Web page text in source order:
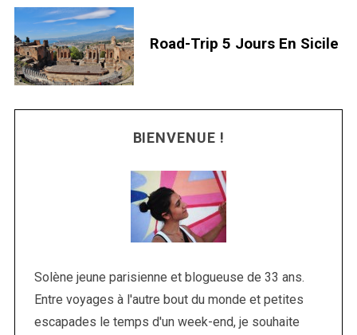
Road-Trip 5 Jours En Sicile
BIENVENUE !
Solène jeune parisienne et blogueuse de 33 ans.
Entre voyages à l'autre bout du monde et petites
escapades le temps d'un week-end, je souhaite
c
h
f
o
r